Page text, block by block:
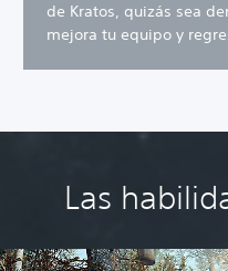
de Kratos, quizás sea
mejora tu equipo y
Las